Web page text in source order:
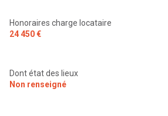
Honoraires charge locataire
24 450 €
Dont état des lieux
Non renseigné